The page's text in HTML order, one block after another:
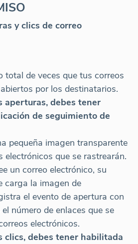
y clics de correo
total de veces que tus correos
por los destinatarios.
aperturas, debes tener
de seguimiento de
pequeña imagen transparente
electrónicos que se rastrearán.
un correo electrónico, su
carga la imagen de
el evento de apertura con
el número de enlaces que se
electrónicos.
clics, debes tener habilitada